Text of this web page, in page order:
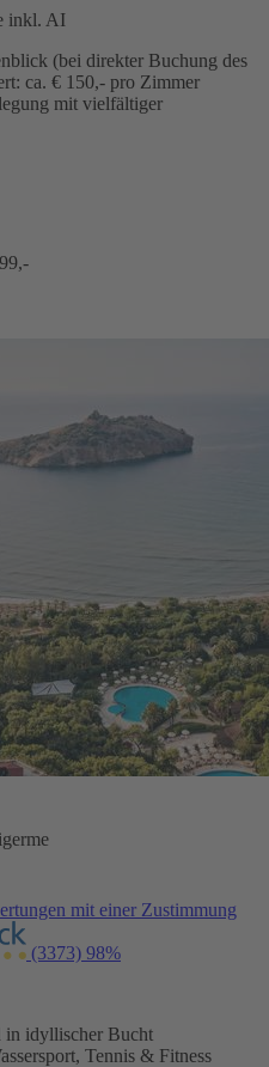
inkl. AI
(bei direkter Buchung des
ca. € 150,- pro Zimmer
mit vielfältiger
mit einer Zustimmung
(3373) 98%
in idyllischer Bucht
Tennis & Fitness